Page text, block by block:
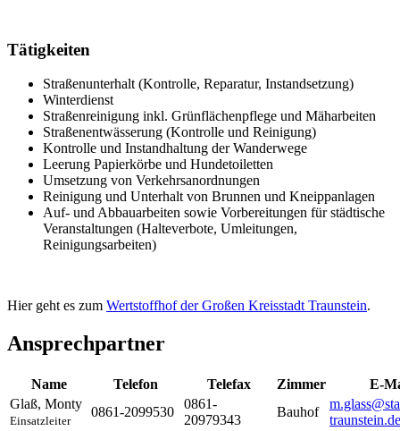
Tätigkeiten
Straßenunterhalt (Kontrolle, Reparatur, Instandsetzung)
Winterdienst
Straßenreinigung inkl. Grünflächenpflege und Mäharbeiten
Straßenentwässerung (Kontrolle und Reinigung)
Kontrolle und Instandhaltung der Wanderwege
Leerung Papierkörbe und Hundetoiletten
Umsetzung von Verkehrsanordnungen
Reinigung und Unterhalt von Brunnen und Kneippanlagen
Auf- und Abbauarbeiten sowie Vorbereitungen für städtische
Veranstaltungen (Halteverbote, Umleitungen,
Reinigungsarbeiten)
Hier geht es zum Wertstoffhof der Großen Kreisstadt Traunstein.
Ansprechpartner
Name Telefon Telefax Zimmer
E-
Glaß, Monty
Einsatzleiter
0861-2099530
0861-
20979343
Bauhof
traunstein.de